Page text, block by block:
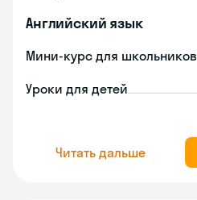
Английский язык
Мини-курс для школьников
Уроки для детей
Читать дальше